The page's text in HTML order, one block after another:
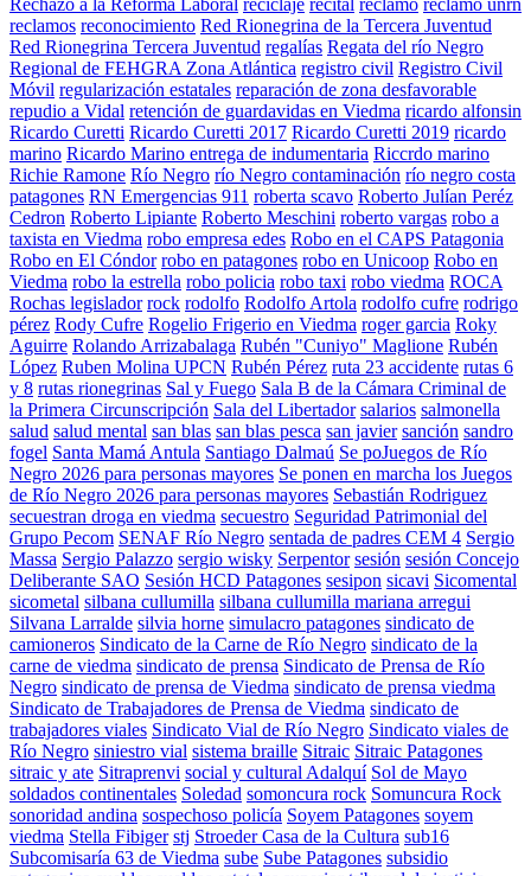
Rechazo a la Reforma Laboral reciclaje recital reclamo reclamo unrn
reclamos reconocimiento Red Rionegrina de la Tercera Juventud
Red Rionegrina Tercera Juventud regalías Regata del río Negro
Regional de FEHGRA Zona Atlántica registro civil Registro Civil
Móvil regularización estatales reparación de zona desfavorable
repudio a Vidal retención de guardavidas en Viedma ricardo alfonsin
Ricardo Curetti Ricardo Curetti 2017 Ricardo Curetti 2019 ricardo
marino Ricardo Marino entrega de indumentaria Riccrdo marino
Richie Ramone Río Negro río Negro contaminación río negro costa
patagones RN Emergencias 911 roberta scavo Roberto Julían Peréz
Cedron Roberto Lipiante Roberto Meschini roberto vargas robo a
taxista en Viedma robo empresa edes Robo en el CAPS Patagonia
Robo en El Cóndor robo en patagones robo en Unicoop Robo en
Viedma robo la estrella robo policia robo taxi robo viedma ROCA
Rochas legislador rock rodolfo Rodolfo Artola rodolfo cufre rodrigo
pérez Rody Cufre Rogelio Frigerio en Viedma roger garcia Roky
Aguirre Rolando Arrizabalaga Rubén "Cuniyo" Maglione Rubén
López Ruben Molina UPCN Rubén Pérez ruta 23 accidente rutas 6
y 8 rutas rionegrinas Sal y Fuego Sala B de la Cámara Criminal de
la Primera Circunscripción Sala del Libertador salarios salmonella
salud salud mental san blas san blas pesca san javier sanción sandro
fogel Santa Mamá Antula Santiago Dalmaú Se poJuegos de Río
Negro 2026 para personas mayores Se ponen en marcha los Juegos
de Río Negro 2026 para personas mayores Sebastián Rodriguez
secuestran droga en viedma secuestro Seguridad Patrimonial del
Grupo Pecom SENAF Río Negro sentada de padres CEM 4 Sergio
Massa Sergio Palazzo sergio wisky Serpentor sesión sesión Concejo
Deliberante SAO Sesión HCD Patagones sesipon sicavi Sicomental
sicometal silbana cullumilla silbana cullumilla mariana arregui
Silvana Larralde silvia horne simulacro patagones sindicato de
camioneros Sindicato de la Carne de Río Negro sindicato de la
carne de viedma sindicato de prensa Sindicato de Prensa de Río
Negro sindicato de prensa de Viedma sindicato de prensa viedma
Sindicato de Trabajadores de Prensa de Viedma sindicato de
trabajadores viales Sindicato Vial de Río Negro Sindicato viales de
Río Negro siniestro vial sistema braille Sitraic Sitraic Patagones
sitraic y ate Sitraprenvi social y cultural Adalquí Sol de Mayo
soldados continentales Soledad somoncura rock Somuncura Rock
sonoridad andina sospechoso policía Soyem Patagones soyem
viedma Stella Fibiger stj Stroeder Casa de la Cultura sub16
Subcomisaría 63 de Viedma sube Sube Patagones subsidio